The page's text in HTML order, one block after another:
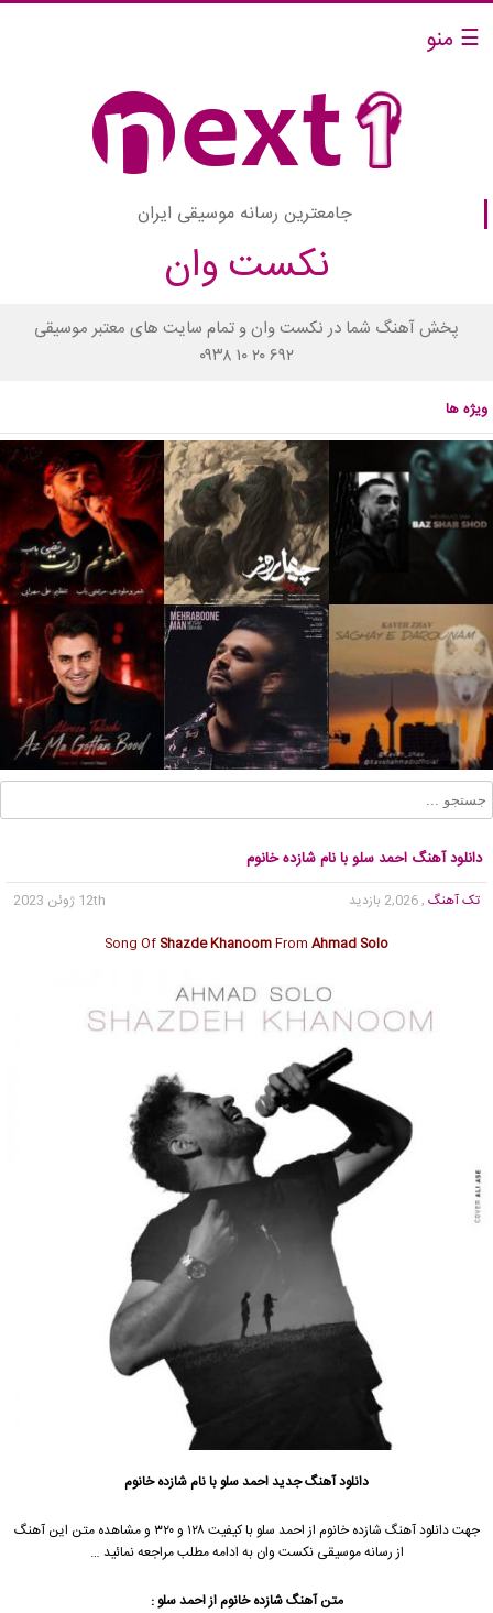
☰ منو
جامعترین رسانه موسیقی ایران
نکست وان
پخش آهنگ شما در نکست وان و تمام سایت های معتبر موسیقی
۰۹۳۸ ۱۰ ۲۰ ۶۹۲
ویژه ها
دانلود آهنگ احمد سلو با نام شازده خانوم
تک آهنگ , 2,026 بازدید
12th ژوئن 2023
Song Of Shazde KhanoomFrom Ahmad Solo
دانلود آهنگ جدیداحمد سلو با نام شازده خانوم
جهت دانلود آهنگ شازده خانوم از احمد سلو با کیفیت ۱۲۸ و ۳۲۰ و مشاهده متن این آهنگ
از رسانه موسیقی نکست وان به ادامه مطلب مراجعه نمائید …
متن آهنگ شازده خانوم از احمد سلو :